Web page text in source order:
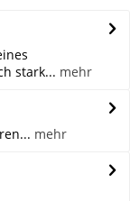
stark... mehr
mehr